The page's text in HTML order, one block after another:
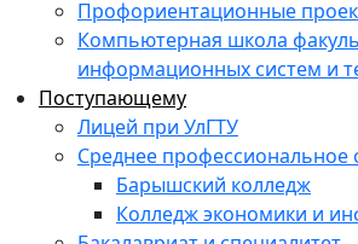
Профориентационные
Компьютерная школа
информационных систем и
Поступающему
Лицей при УлГТУ
Среднее профессиональное
Барышский колледж
Колледж экономики и